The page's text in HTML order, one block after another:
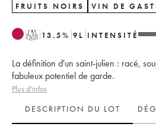
FRUITS NOIRS VIN DE
T 13.5% 9 L INTENSITÉ
La définition d'un saint-julien : racé,
fabuleux potentiel de garde.
Plus d'infos
DESCRIPTION DU LOT